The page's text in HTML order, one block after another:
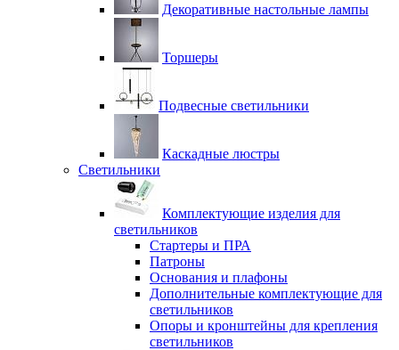
Декоративные настольные лампы
Торшеры
Подвесные светильники
Каскадные люстры
Светильники
Комплектующие изделия для
светильников
Стартеры и ПРА
Патроны
Основания и плафоны
Дополнительные комплектующие для
светильников
Опоры и кронштейны для крепления
светильников